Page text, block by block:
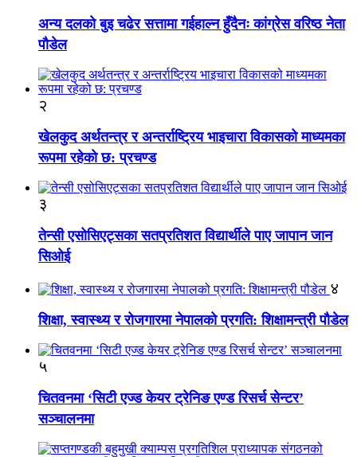
अन्य दलको बुइ चढेर सत्तामा गईहाल्न हुँदैनः कांग्रेस वरिष्ठ नेता
पौडेल
२
खेलकुद अर्थतन्त्र र अन्तर्राष्ट्रिय भाइचारा विकासको माध्यमका
रूपमा रहेको छ: प्रचण्ड
३
तेन्सी एसोसिएट्सका सतप्रतिशत विद्यार्थीले पाए जापान जान
सिओई
४
शिक्षा, स्वास्थ्य र रोजगारमा नेपालको प्रगति: शिक्षामन्त्री पौडेल
५
चितवनमा ‘सिटी एज्ड केयर ट्रेनिङ एण्ड रिसर्च सेन्टर’
सञ्चालनमा